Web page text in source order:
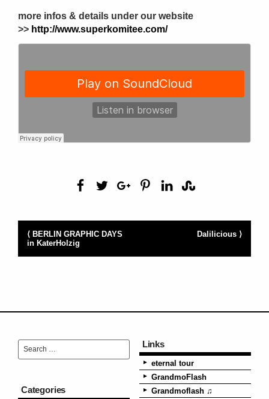
more infos & details under our website
>> http://www.superkomitee.com/
Dalilicious ⟩
⟨ BERLIN GRAPHIC DAYS
in KaterHolzig
Categories
Links
eternal tour
GrandmoFlash
Grandmoflash ♫